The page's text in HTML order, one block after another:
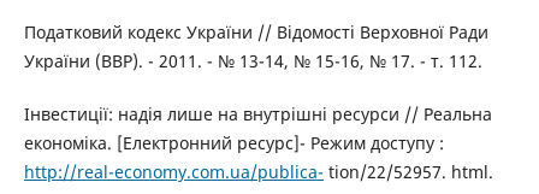
Податковий кодекс України // Відомості Верховної Ради
України (ВВР). - 2011. - № 13-14, № 15-16, № 17. - т. 112.
Інвестиції: надія лише на внутрішні ресурси // Реальна
економіка. [Електронний ресурс]- Режим доступу :
http://real-economy.com.ua/publica- tion/22/52957. html.